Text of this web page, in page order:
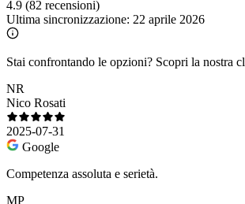
4.9 (82 recensioni)
Ultima sincronizzazione: 22 aprile 2026
Stai confrontando le opzioni? Scopri la nostra
NR
Nico Rosati
2025-07-31
Google
Competenza assoluta e serietà.
MP